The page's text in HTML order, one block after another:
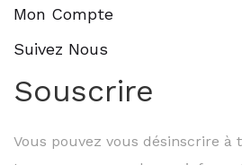
Mon Compte
Suivez Nous
Souscrire
Vous pouvez vous désinscrire à